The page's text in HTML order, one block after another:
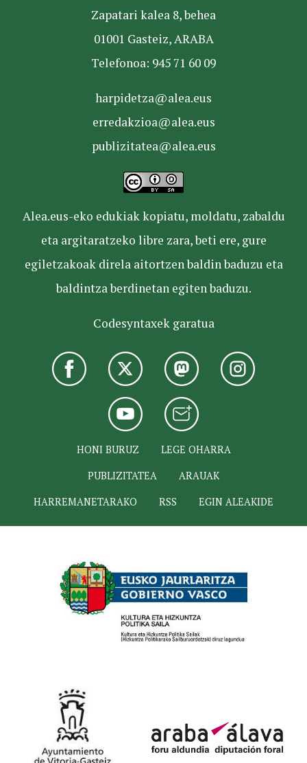
Zapatari kalea 8, behea
01001 Gasteiz, ARABA
Telefonoa: 945 71 60 09
harpidetza@alea.eus
erredakzioa@alea.eus
publizitatea@alea.eus
Alea.eus-eko edukiak kopiatu, moldatu, zabaldu
eta argitaratzeko libre zara, beti ere, gure
egiletzakoak direla aitortzen baldin baduzu eta
baldintza berdinetan egiten baduzu.
Codesyntaxek garatua
HONI BURUZ
LEGE OHARRA
PUBLIZITATEA
ARAUAK
HARREMANETARAKO
RSS EGIN ALEAKIDE